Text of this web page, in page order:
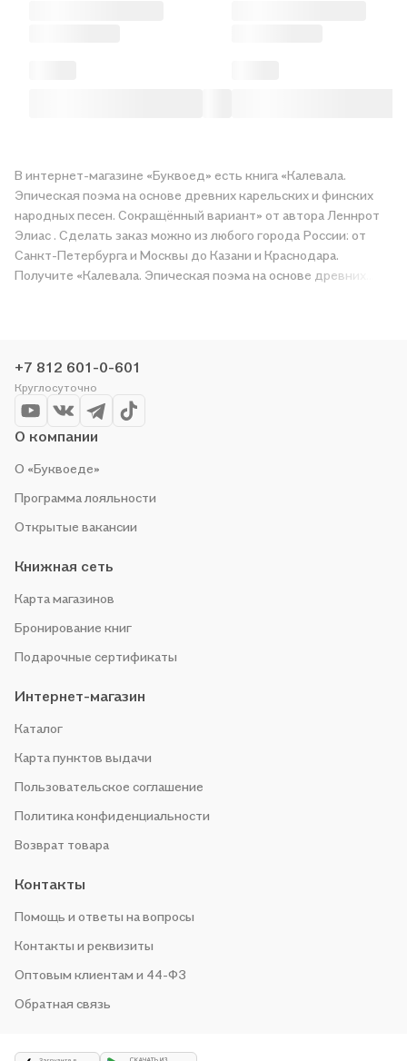
В интернет-магазине «Буквоед» есть книга «Калевала.
Эпическая поэма на основе древних карельских и финских
народных песен. Сокращённый вариант» от автора Леннрот
Элиас . Сделать заказ можно из любого города России: от
Санкт-Петербурга и Москвы до Казани и Краснодара.
Получите «Калевала. Эпическая поэма на основе древних
организуем конкурсы и проводим акции. Оставайтесь с нами,
чтобы не упустить выгоду!
+7 812 601-0-601
Круглосуточно
О компании
О «Буквоеде»
Программа лояльности
Открытые вакансии
Книжная сеть
Карта магазинов
Бронирование книг
Подарочные сертификаты
Интернет-магазин
Каталог
Карта пунктов выдачи
Пользовательское соглашение
Политика конфиденциальности
Возврат товара
Контакты
Помощь и ответы на вопросы
Контакты и реквизиты
Оптовым клиентам и 44-ФЗ
Обратная связь